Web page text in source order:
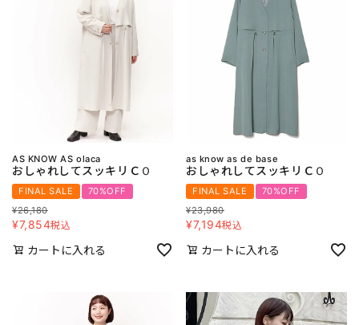
AS KNOW AS olaca
おしゃれしてスッキリＣＯ
FINAL SALE
70%OFF
¥26,180
¥7,854税込
カートに入れる
as know as de base
おしゃれしてスッキリＣＯ
FINAL SALE
70%OFF
¥23,980
¥7,194税込
カートに入れる